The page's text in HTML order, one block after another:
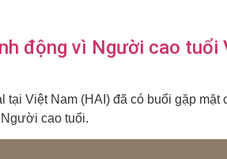
động vì Người cao tuổi
Việt Nam (HAI) đã có buổi gặp
cao tuổi.